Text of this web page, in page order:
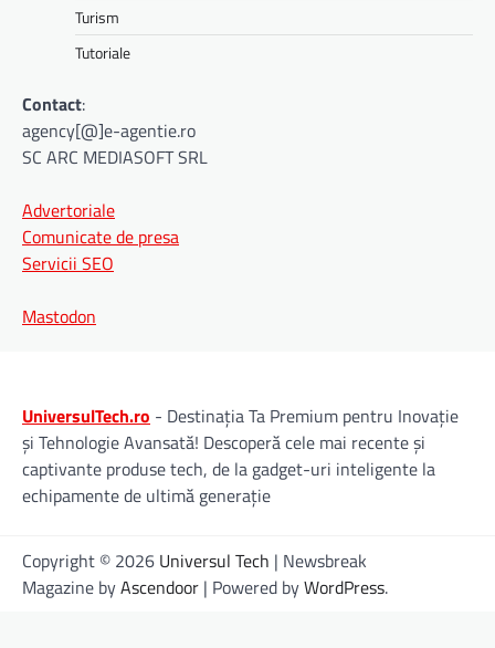
Turism
Tutoriale
Contact:
agency[@]e-agentie.ro
SC ARC MEDIASOFT SRL
Advertoriale
Comunicate de presa
Servicii SEO
Mastodon
UniversulTech.ro - Destinația Ta Premium pentru Inovație
și Tehnologie Avansată! Descoperă cele mai recente și
captivante produse tech, de la gadget-uri inteligente la
echipamente de ultimă generație
Copyright © 2026 Universul Tech | Newsbreak
Magazine byAscendoor | Powered byWordPress.